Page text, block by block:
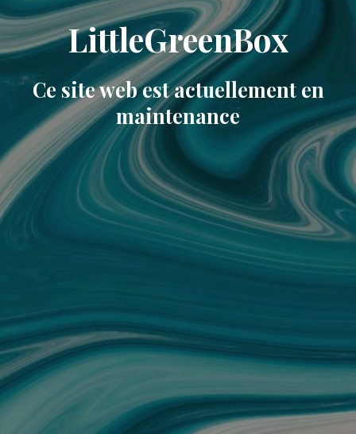
LittleGreenBox
Ce site web est actuellement en
maintenance